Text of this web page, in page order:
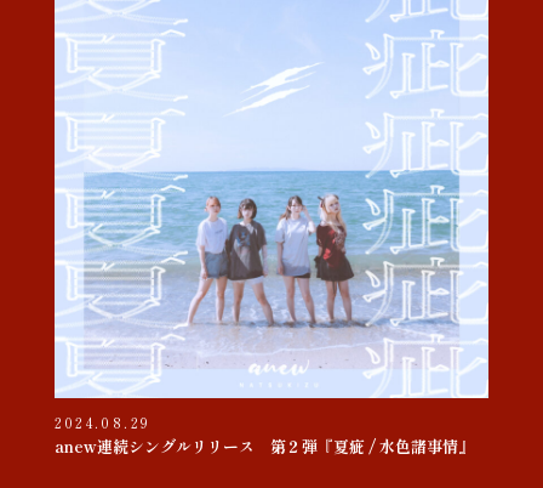
2024.08.29
anew連続シングルリリース 第２弾『夏疵 / 水色諸事情』